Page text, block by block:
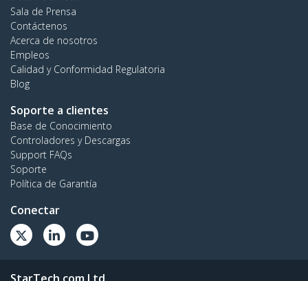
Sala de Prensa
Contáctenos
Acerca de nosotros
Empleos
Calidad y Conformidad Regulatoria
Blog
Soporte a clientes
Base de Conocimiento
Controladores y Descargas
Support FAQs
Soporte
Política de Garantía
Conectar